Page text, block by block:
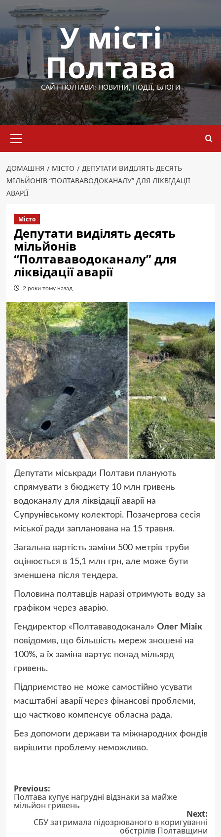
Перейти
вмісту
У місті
Полтава
САЙТ ПОЛТАВИ: НОВИНИ, ПОДІЇ, БЛОГИ
меню
ДОМАШНЯ МІСТО
ДЕПУТАТИ ВИДІЛЯТЬ ДЕСЯТЬ
МІЛЬЙОНІВ “ПОЛТАВАВОДОКАНАЛУ” ДЛЯ ЛІКВІДАЦІЇ
АВАРІЇ
Місто
Депутати виділять десять
мільйонів
“Полтававодоканалу” для
ліквідації аварії
2 роки тому назад
Депутати міськради Полтави планують
спрямувати з бюджету 10 млн гривень
водоканалу для ліквідації аварії на
Супрунівському колекторі. Позачергова сесія
міської ради запланована на 15 травня.
Загальна вартість заміни 500 метрів труби
оцінюється в 15,1 млн грн, але може бути
зменшена після тендера.
Половина полтавців наразі отримують воду за
графіком через аварію.
Гендиректор «Полтававодоканал» Олег Мізік
повідомив, що більшість мереж зношені на
100%, а їх заміна вартує понад мільярд
гривень.
Підприємство не може самостійно усувати
масштабні аварії через фінансові проблеми,
що частково компенсує обласна рада.
Без допомоги держави та міжнародних фондів
вирішити проблему неможливо.
Post
navigation
Previous:
Полтава купує нагрудні відзнаки за майже
мільйон гривень
Next:
СБУ затримала підозрюваного в коригуванні
обстрілів Полтавщини